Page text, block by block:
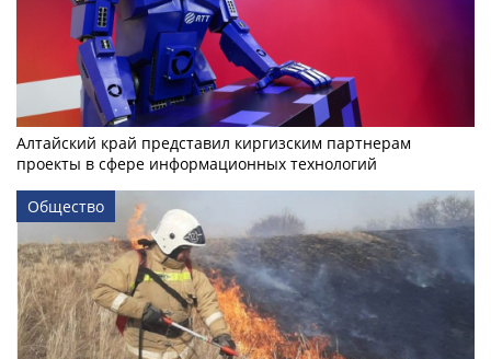
Алтайский край представил киргизским партнерам
проекты в сфере информационных технологий
Общество